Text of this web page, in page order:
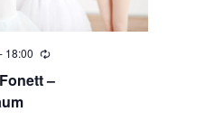
–
- 18:00 Wiederholung